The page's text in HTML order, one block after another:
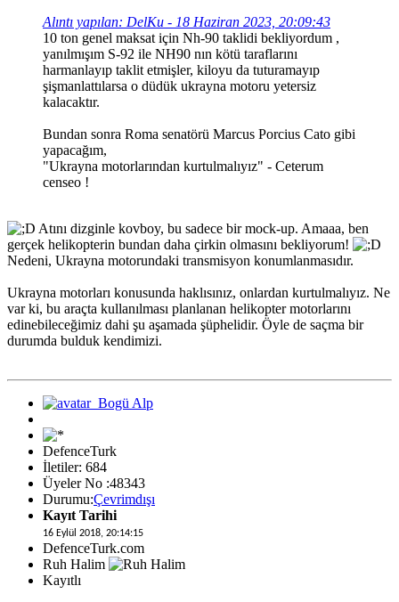
Alıntı yapılan: DelKu - 18 Haziran 2023, 20:09:43
10 ton genel maksat için Nh-90 taklidi bekliyordum ,
yanılmışım S-92 ile NH90 nın kötü taraflarını
harmanlayıp taklit etmişler, kiloyu da tuturamayıp
şişmanlattılarsa o düdük ukrayna motoru yetersiz
kalacaktır.
Bundan sonra Roma senatörü Marcus Porcius Cato gibi
yapacağım,
"Ukrayna motorlarından kurtulmalıyız" - Ceterum
censeo !
Atını dizginle kovboy, bu sadece bir mock-up. Amaaa, ben
gerçek helikopterin bundan daha çirkin olmasını bekliyorum!
Nedeni, Ukrayna motorundaki transmisyon konumlanmasıdır.
Ukrayna motorları konusunda haklısınız, onlardan kurtulmalıyız. Ne
var ki, bu araçta kullanılması planlanan helikopter motorlarını
edinebileceğimiz dahi şu aşamada şüphelidir. Öyle de saçma bir
durumda bulduk kendimizi.
DefenceTurk
İletiler: 684
Üyeler No :48343
Durumu:Çevrimdışı
Kayıt Tarihi
16 Eylül 2018, 20:14:15
DefenceTurk.com
Ruh Halim
Kayıtlı